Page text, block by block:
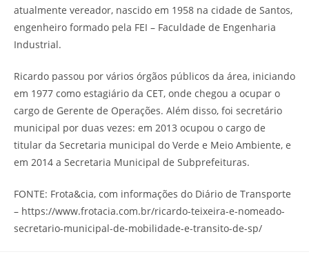
atualmente vereador, nascido em 1958 na cidade de Santos,
engenheiro formado pela FEI – Faculdade de Engenharia
Industrial.
Ricardo passou por vários órgãos públicos da área, iniciando
em 1977 como estagiário da CET, onde chegou a ocupar o
cargo de Gerente de Operações. Além disso, foi secretário
municipal por duas vezes: em 2013 ocupou o cargo de
titular da Secretaria municipal do Verde e Meio Ambiente, e
em 2014 a Secretaria Municipal de Subprefeituras.
FONTE: Frota&cia, com informações do Diário de Transporte
– https://www.frotacia.com.br/ricardo-teixeira-e-nomeado-
secretario-municipal-de-mobilidade-e-transito-de-sp/